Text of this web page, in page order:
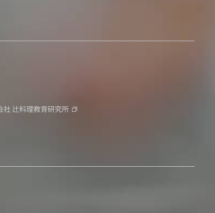
社 辻料理教育研究所